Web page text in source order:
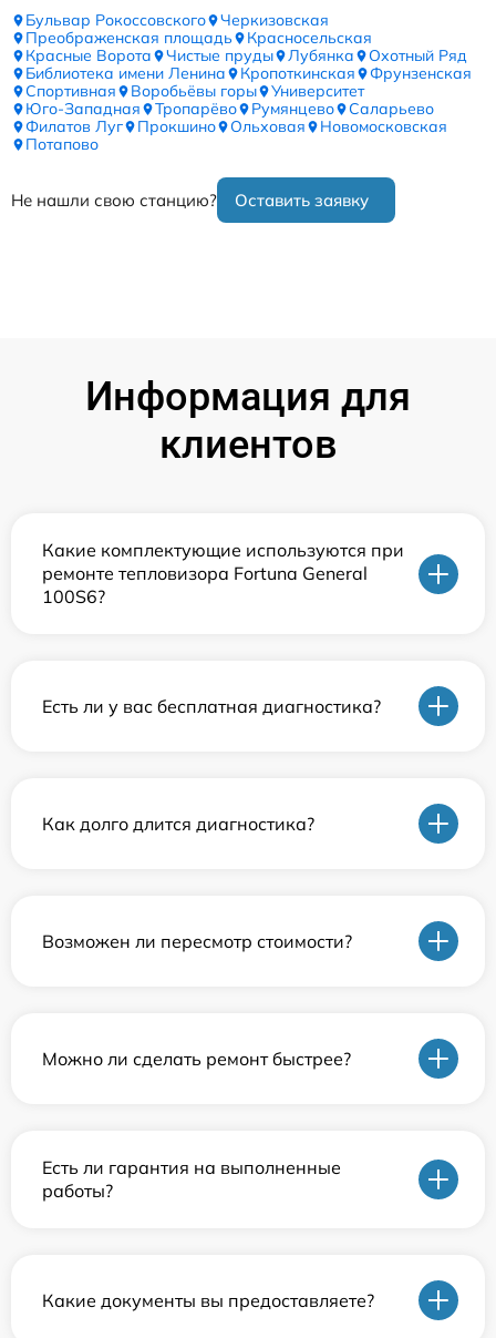
Бульвар Рокоссовского
Черкизовская
Преображенская площадь
Красносельская
Красные Ворота
Чистые пруды Лубянка
Охотный Ряд
Библиотека имени Ленина
Кропоткинская
Фрунзенская
Спортивная
Воробьёвы горы
Университет
Юго-Западная
Тропарёво Румянцево
Саларьево
Филатов Луг
Прокшино Ольховая
Новомосковская
Потапово
Не нашли свою станцию? Оставить заявку
Информация для
клиентов
Какие комплектующие используются при
ремонте тепловизора Fortuna General
100S6?
Есть ли у вас бесплатная диагностика?
Как долго длится диагностика?
Возможен ли пересмотр стоимости?
Можно ли сделать ремонт быстрее?
Есть ли гарантия на выполненные
работы?
Какие документы вы предоставляете?